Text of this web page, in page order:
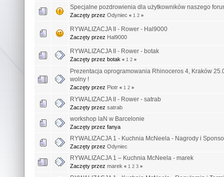
Specjalne pozdrowienia dla użytkowników naszego
Zaczęty przez Odyniec « 1 2 »
RYWALIZACJA II - Rower - Hal9000
Zaczęty przez Hal9000
RYWALIZACJA II - Rower - botak
Zaczęty przez botak « 1 2 »
Prezentacja oprogramowania Rhinoceros 4, Kraków
wolny !
Zaczęty przez Piotr « 1 2 »
RYWALIZACJA II - Rower - satrab
Zaczęty przez satrab
workshop laN w Barcelonie
Zaczęty przez fanya
RYWALIZACJA 1 - Kuchnia McNeela - Nagrody i
Zaczęty przez Odyniec
RYWALIZACJA 1 – Kuchnia McNeela - marek
Zaczęty przez marek « 1 2 3 »